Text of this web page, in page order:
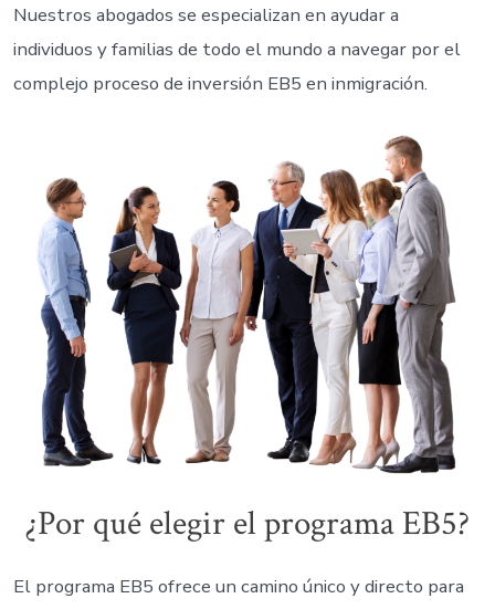
Nuestros abogados se especializan en ayudar a
individuos y familias de todo el mundo a navegar por el
complejo proceso de inversión EB5 en inmigración.
¿Por qué elegir el programa EB5?
El programa EB5 ofrece un camino único y directo para